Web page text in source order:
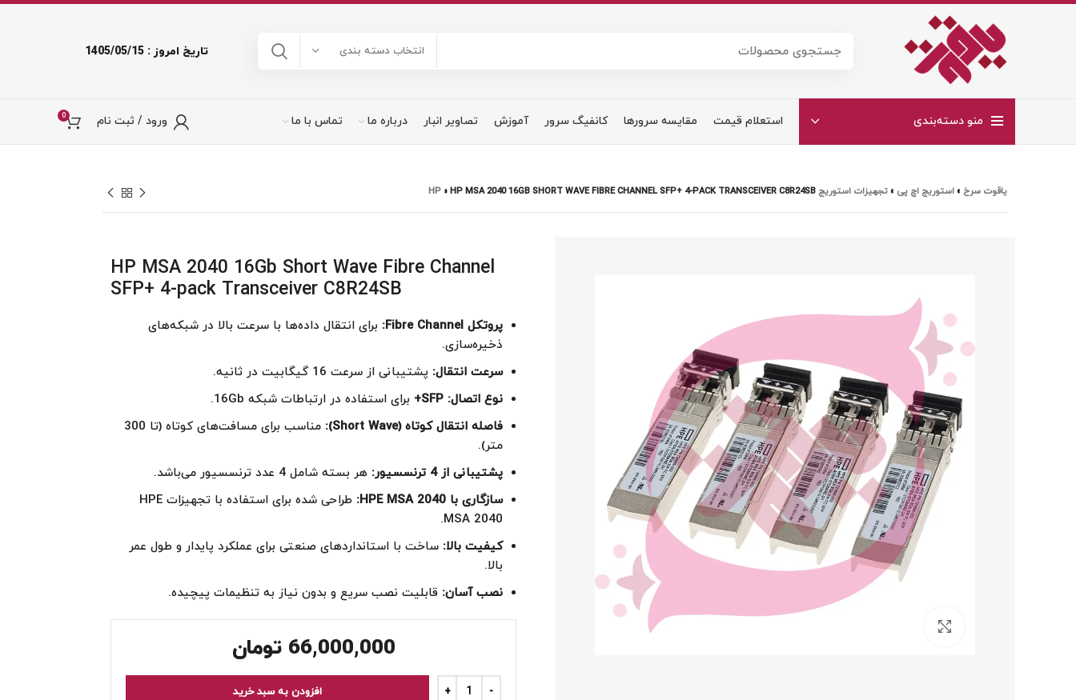
انتخاب دسته بندی تاریخ امروز : 1405/05/15
منو دسته‌بندی استعلام قیمت مقایسه سرورها کانفیگ سرور آموزش تصاویر انبار درباره ما تماس با ما ورود / ثبت نام 0
یاقوت سرخ »استوریج اچ پی »تجهیزات استوریج HP »HP MSA 2040 16GB SHORT WAVE FIBRE CHANNEL SFP+ 4-PACK TRANSCEIVER C8R24SB
HP MSA 2040 16Gb Short Wave Fibre Channel
SFP+ 4-pack Transceiver C8R24SB
پروتکل Fibre Channel:
برای انتقال داده‌ها با سرعت بالا در شبکه‌های
ذخیره‌سازی.
سرعت انتقال: پشتیبانی از سرعت 16 گیگابیت در ثانیه.
نوع اتصال: SFP+
برای استفاده در ارتباطات شبکه 16Gb.
فاصله انتقال کوتاه (Short Wave):
مناسب برای مسافت‌های کوتاه (تا 300
متر).
پشتیبانی از 4 ترنسسیور:
هر بسته شامل 4 عدد ترنسسیور می‌باشد.
سازگاری با HPE MSA 2040:
طراحی شده برای استفاده با تجهیزات HPE
MSA 2040.
کیفیت بالا: ساخت با استانداردهای صنعتی برای عملکرد پایدار و طول عمر
بالا.
نصب آسان: قابلیت نصب سریع و بدون نیاز به تنظیمات پیچیده.
66,000,000 تومان
افزودن به سبد خرید